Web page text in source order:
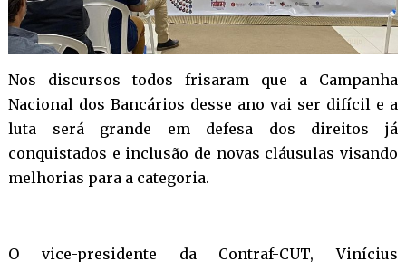
Nos discursos todos frisaram que a Campanha
Nacional dos Bancários desse ano vai ser difícil e a
luta será grande em defesa dos direitos já
conquistados e inclusão de novas cláusulas visando
melhorias para a categoria.
O vice-presidente da Contraf-CUT, Vinícius